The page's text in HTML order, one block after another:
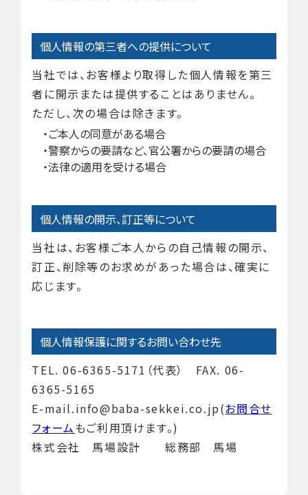
個人情報の第三者への提供について
当社では、お客様より取得した個人情報を第三
者に開示または提供することはありません。
ただし、次の場合は除きます。
ご本人の同意がある場合
警察からの要請など、官公署からの要請の場合
法律の適用を受ける場合
個人情報の開示、訂正等について
当社は、お客様ご本人からの自己情報の開示、
訂正、削除等のお求めがあった場合は、確実に
応じます。
個人情報保護に関するお問い合わせ先
TEL. 06-6365-5171（代表） FAX. 06-
6365-5165
E-mail.info@baba-sekkei.co.jp(お問合せ
フォームもご利用頂けます。)
株式会社 馬場設計 総務部 馬場